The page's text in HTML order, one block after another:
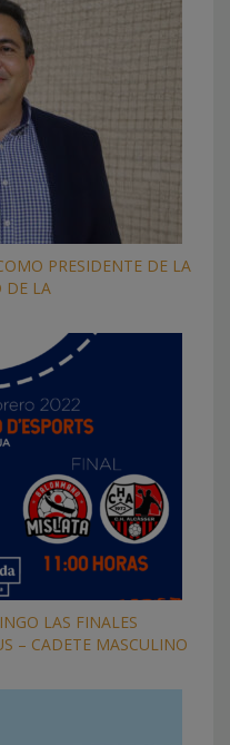
PRESIDENTE DE LA
DE LA
LAS FINALES
– CADETE MASCULINO